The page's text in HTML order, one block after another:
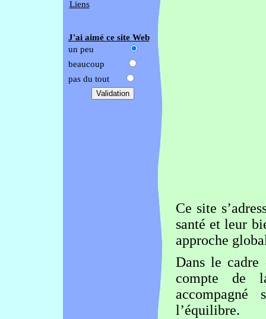
Liens
J'ai aimé ce site Web
un peu
beaucoup
pas du tout
Ce site
santé et leur
approche
Dans le cadre
compte de
l’équilibre.